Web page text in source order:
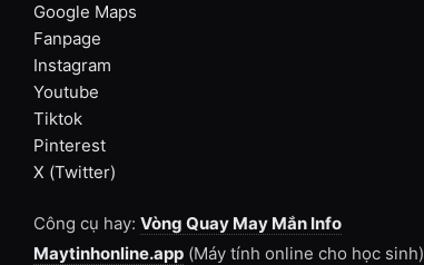
Google Maps
Fanpage
Instagram
Youtube
Tiktok
Pinterest
X (Twitter)
Công cụ hay: Vòng Quay May Mắn Info
Maytinhonline.app(Máy tính online cho học sinh)